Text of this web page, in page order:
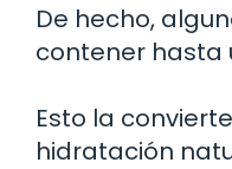
De hecho,
contener hasta
Esto la
hidratación